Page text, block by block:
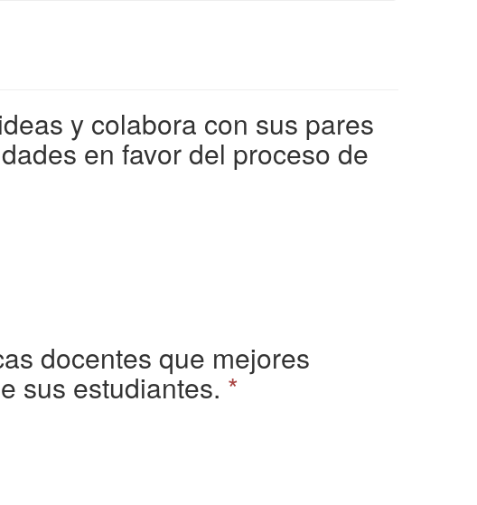
y colabora con sus pares
en favor del proceso de
docentes que mejores
sus estudiantes. *